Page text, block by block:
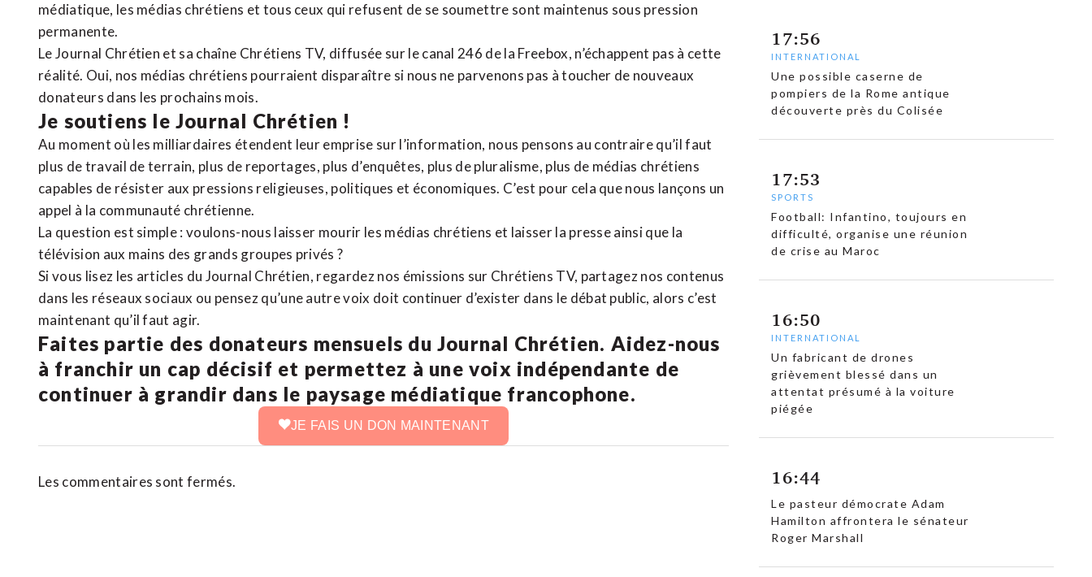
médiatique, les médias chrétiens et tous ceux qui refusent de se soumettre sont maintenus sous pression
permanente.
Le Journal Chrétien et sa chaîne Chrétiens TV, diffusée sur le canal 246 de la Freebox, n’échappent pas à cette
réalité. Oui, nos médias chrétiens pourraient disparaître si nous ne parvenons pas à toucher de nouveaux
donateurs dans les prochains mois.
Je soutiens le Journal Chrétien !
Au moment où les milliardaires étendent leur emprise sur l’information, nous pensons au contraire qu’il faut
plus de travail de terrain, plus de reportages, plus d’enquêtes, plus de pluralisme, plus de médias chrétiens
capables de résister aux pressions religieuses, politiques et économiques. C’est pour cela que nous lançons un
appel à la communauté chrétienne.
La question est simple : voulons-nous laisser mourir les médias chrétiens et laisser la presse ainsi que la
télévision aux mains des grands groupes privés ?
Si vous lisez les articles du Journal Chrétien, regardez nos émissions sur Chrétiens TV, partagez nos contenus
dans les réseaux sociaux ou pensez qu’une autre voix doit continuer d’exister dans le débat public, alors c’est
maintenant qu’il faut agir.
Faites partie des donateurs mensuels du Journal Chrétien. Aidez-nous
à franchir un cap décisif et permettez à une voix indépendante de
continuer à grandir dans le paysage médiatique francophone.
JE FAIS UN DON MAINTENANT
Les commentaires sont fermés.
17:56
INTERNATIONAL
Une possible caserne de
pompiers de la Rome antique
découverte près du Colisée
17:53
SPORTS
Football: Infantino, toujours en
difficulté, organise une réunion
de crise au Maroc
16:50
INTERNATIONAL
Un fabricant de drones
grièvement blessé dans un
attentat présumé à la voiture
piégée
16:44
Le pasteur démocrate Adam
Hamilton affrontera le sénateur
Roger Marshall